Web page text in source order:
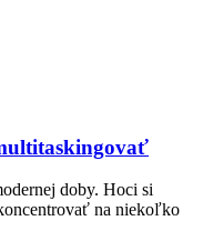
doby. Hoci si
na niekoľko